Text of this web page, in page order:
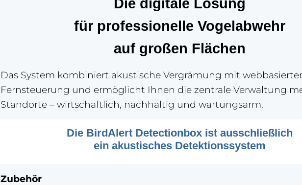
Die digitale Lösung
für professionelle Vogelabwehr
auf großen Flächen
Das System kombiniert akustische Vergrämung mit webbasierter
Fernsteuerung und ermöglicht Ihnen die zentrale Verwaltung
Standorte – wirtschaftlich, nachhaltig und wartungsarm.
Die BirdAlert Detectionbox ist ausschließlich
ein akustisches Detektionssystem
Zubehör